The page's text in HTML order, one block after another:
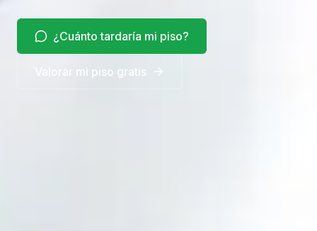
¿Cuánto tardaría mi piso?
Valorar mi piso gratis